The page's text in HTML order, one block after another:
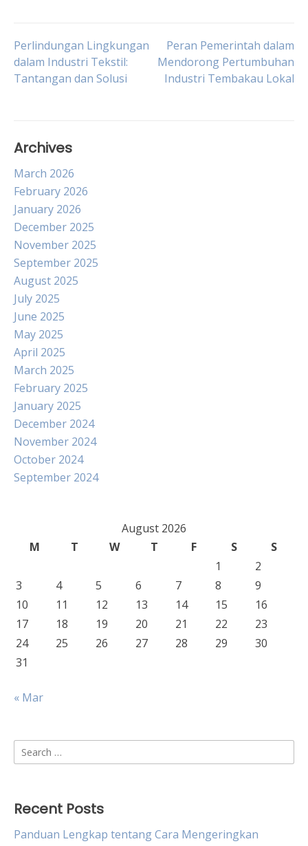
Post
navigation
Perlindungan Lingkungan
dalam Industri Tekstil:
Tantangan dan Solusi
Peran Pemerintah dalam
Mendorong Pertumbuhan
Industri Tembakau Lokal
Archives
March 2026
February 2026
January 2026
December 2025
November 2025
September 2025
August 2025
July 2025
June 2025
May 2025
April 2025
March 2025
February 2025
January 2025
December 2024
November 2024
October 2024
September 2024
August 2026
M
T W T F S
S
1
2
3
4 5 6 7 8
9
10
11 12 13 14 15
16
17
18 19 20 21 22
23
24
25 26 27 28 29
30
31
« Mar
Search
for:
Recent Posts
Panduan Lengkap tentang Cara Mengeringkan